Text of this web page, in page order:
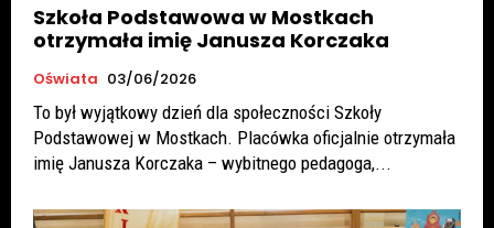
Szkoła Podstawowa w Mostkach
otrzymała imię Janusza Korczaka
Oświata 03/06/2026
To był wyjątkowy dzień dla społeczności Szkoły
Podstawowej w Mostkach. Placówka oficjalnie otrzymała
imię Janusza Korczaka – wybitnego pedagoga,...